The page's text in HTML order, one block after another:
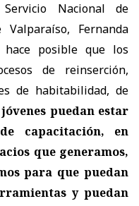
Nacional de
Valparaíso, Fernanda
hace posible que los
de reinserción,
de habitabilidad, de
puedan estar
capacitación, en
que generamos,
para que puedan
y puedan